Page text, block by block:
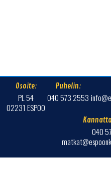
Osoite:
PL 54
02231 ESPOO
Puhelin:
040 573 2553
040